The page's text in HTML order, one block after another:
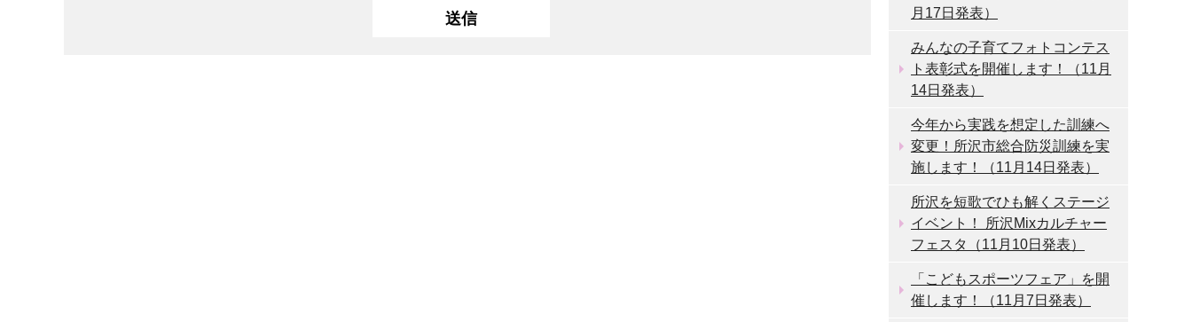
月17日発表）
みんなの子育てフォトコンテス
ト表彰式を開催します！（11月
14日発表）
今年から実践を想定した訓練へ
変更！所沢市総合防災訓練を実
施します！（11月14日発表）
所沢を短歌でひも解くステージ
イベント！ 所沢Mixカルチャー
フェスタ（11月10日発表）
「こどもスポーツフェア」を開
催します！（11月7日発表）